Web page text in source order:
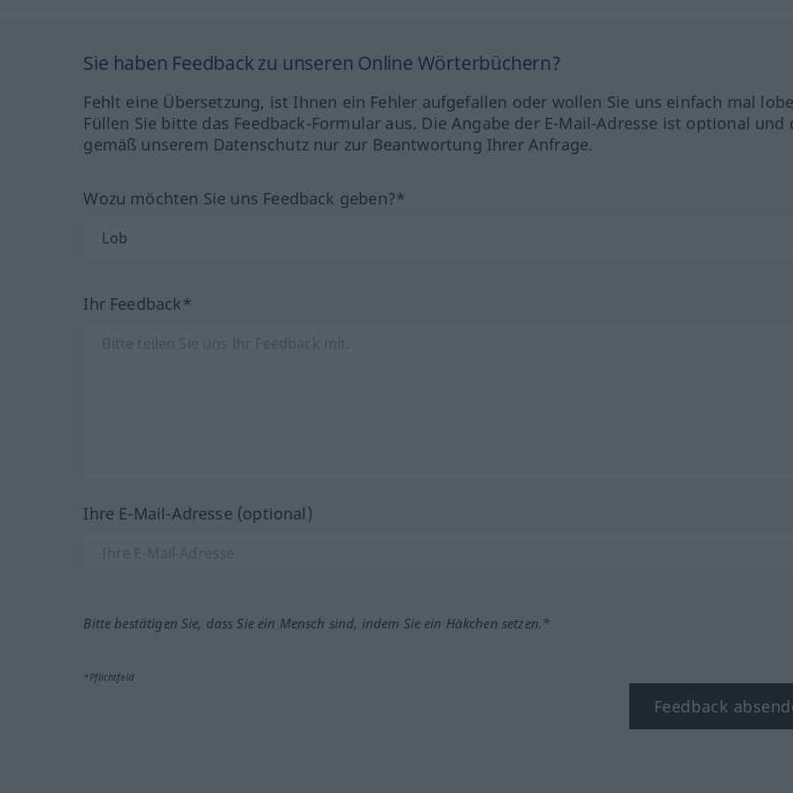
Sie haben Feedback zu unseren Online Wörterbüchern?
Fehlt eine Übersetzung, ist Ihnen ein Fehler aufgefallen oder wollen Sie uns einfach mal
Füllen Sie bitte das Feedback-Formular aus. Die Angabe der E-Mail-Adresse ist optional und
gemäß unserem Datenschutz nur zur Beantwortung Ihrer Anfrage.
Wozu möchten Sie uns Feedback geben?*
Ihr Feedback*
Ihre E-Mail-Adresse (optional)
Bitte bestätigen Sie, dass Sie ein Mensch sind, indem Sie ein Häkchen setzen.*
*Pflichtfeld
Feedback